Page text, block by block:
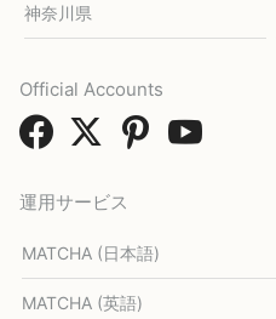
神奈川県
運用サービス
MATCHA (日本語)
MATCHA (英語)
Official Accounts